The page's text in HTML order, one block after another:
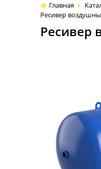
Главная
Ресивер
Ресивер